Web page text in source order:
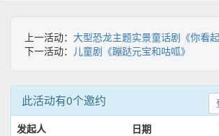
上一活动： 大型恐龙主题实景童话剧《你看
下一活动： 儿童剧《蹦跶元宝和咕呱》
此活动有0个邀约
发起人 日期